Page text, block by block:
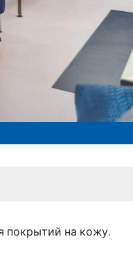
покрытий на кожу.